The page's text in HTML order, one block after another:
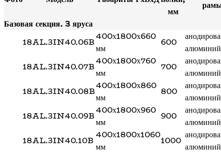
мм
Базовая секция. 3 яруса
18AL.3IN40.06B400х1800х660
мм
600
алюминий
18AL.3IN40.07B400х1800х760
мм
700
алюминий
18AL.3IN40.08B400х1800х860
мм
800
алюминий
18AL.3IN40.09B400х1800х960
мм
900
алюминий
18AL.3IN40.10B 400х1800х1060
мм
1000
алюминий